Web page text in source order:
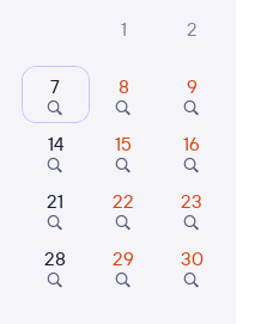
1
2
7 8 9
14 15 16
21 22 23
28 29 30